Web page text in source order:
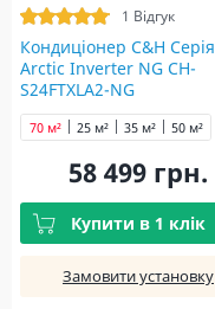
1 Відгук
Кондиціонер C&H Серія
Arctic Inverter NG CH-
S24FTXLA2-NG
25 м² 35 м² 50 м²
70 м²
58 499 грн.
Купити в 1 клік
Замовити установку